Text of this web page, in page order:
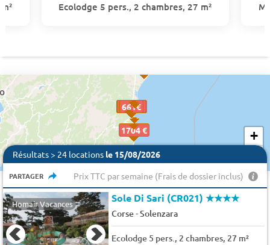
Ecolodge 5 pers., 2 chambres, 27 m²
1361 €
1536 €
1704 €
1660 €
661€
661€
815€
1361€
661€
661€
661€
661€
815€
1361€
661€
661€
661€
+
Résultats > 24 locations le 15/08/2026
PARTAGER Prix TTC par semaine (Frais de dossier inclus)
Homair Vacances Sole Di Sari (CR021)★★★★
Corse-Solenzara
Ecolodge 5 pers., 2 chambres, 27 m²